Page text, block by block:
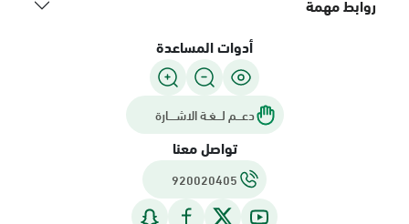
أدوات المساعدة
دعـــم لـــغـة الاشــــارة
تواصل معنا
920020405